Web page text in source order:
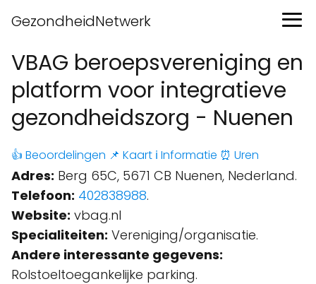
GezondheidNetwerk
VBAG beroepsvereniging en
platform voor integratieve
gezondheidszorg - Nuenen
👍 Beoordelingen 📌 Kaart ℹ️ Informatie ⏰ Uren
Adres: Berg 65C, 5671 CB Nuenen, Nederland.
Telefoon: 402838988.
Website: vbag.nl
Specialiteiten: Vereniging/organisatie.
Andere interessante gegevens:
Rolstoeltoegankelijke parking.